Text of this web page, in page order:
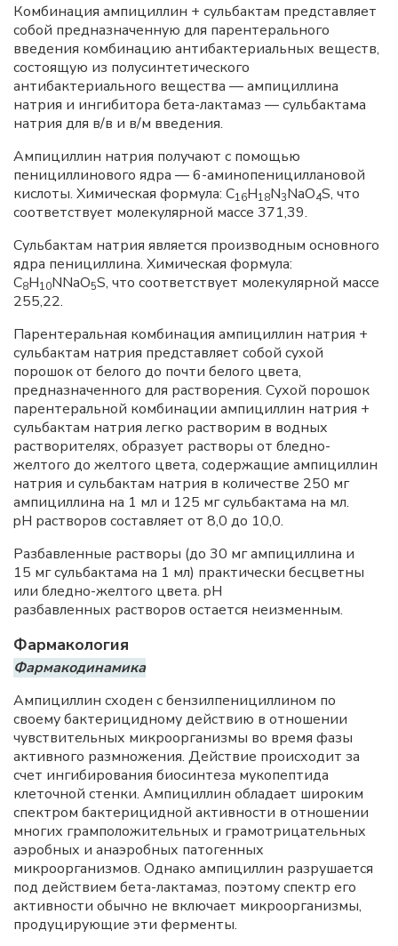
Комбинация ампициллин + сульбактам представляет
собой предназначенную для парентерального
введения комбинацию антибактериальных веществ,
состоящую из полусинтетического
антибактериального вещества — ампициллина
натрия и ингибитора бета-лактамаз — сульбактама
натрия для в/в и в/м введения.
Ампициллин натрия получают с помощью
пенициллинового ядра — 6-аминопенициллановой
кислоты. Химическая формула: C16H18N3NaO4S, что
соответствует молекулярной массе 371,39.
Сульбактам натрия является производным основного
ядра пенициллина. Химическая формула:
C8H10NNaO5S, что соответствует молекулярной массе
255,22.
Парентеральная комбинация ампициллин натрия +
сульбактам натрия представляет собой сухой
порошок от белого до почти белого цвета,
предназначенного для растворения. Сухой порошок
парентеральной комбинации ампициллин натрия +
сульбактам натрия легко растворим в водных
растворителях, образует растворы от бледно-
желтого до желтого цвета, содержащие ампициллин
натрия и сульбактам натрия в количестве 250 мг
ампициллина на 1 мл и 125 мг сульбактама на мл.
pH растворов составляет от 8,0 до 10,0.
Разбавленные растворы (до 30 мг ампициллина и
15 мг сульбактама на 1 мл) практически бесцветны
или бледно-желтого цвета. pH
разбавленных растворов остается неизменным.
Фармакология
Фармакодинамика
Ампициллин сходен с бензилпенициллином по
своему бактерицидному действию в отношении
чувствительных микроорганизмы во время фазы
активного размножения. Действие происходит за
счет ингибирования биосинтеза мукопептида
клеточной стенки. Ампициллин обладает широким
спектром бактерицидной активности в отношении
многих грамположительных и грамотрицательных
аэробных и анаэробных патогенных
микроорганизмов. Однако ампициллин разрушается
под действием бета-лактамаз, поэтому спектр его
активности обычно не включает микроорганизмы,
продуцирующие эти ферменты.